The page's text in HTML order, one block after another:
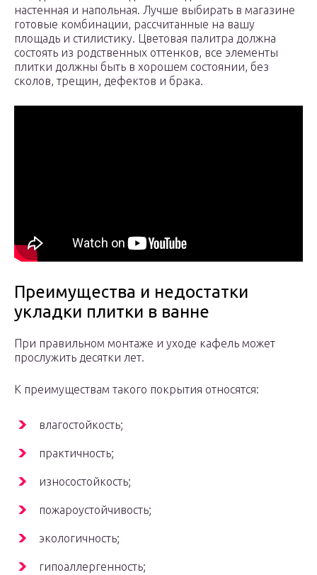
настенная и напольная. Лучше выбирать в магазине
готовые комбинации, рассчитанные на вашу
площадь и стилистику. Цветовая палитра должна
состоять из родственных оттенков, все элементы
плитки должны быть в хорошем состоянии, без
сколов, трещин, дефектов и брака.
Преимущества и недостатки
укладки плитки в ванне
При правильном монтаже и уходе кафель может
прослужить десятки лет.
К преимуществам такого покрытия относятся:
влагостойкость;
практичность;
износостойкость;
пожароустойчивость;
экологичность;
гипоаллергенность;